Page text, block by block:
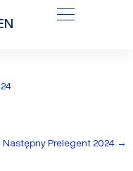
Następny Prelegent 2024 →